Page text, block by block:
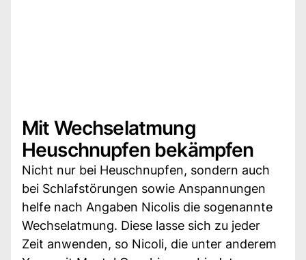
Mit Wechselatmung
Heuschnupfen bekämpfen
Nicht nur bei Heuschnupfen, sondern auch
bei Schlafstörungen sowie Anspannungen
helfe nach Angaben Nicolis die sogenannte
Wechselatmung. Diese lasse sich zu jeder
Zeit anwenden, so Nicoli, die unter anderem